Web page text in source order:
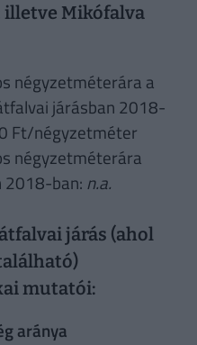
illetve Mikófalva
négyzetméterára a
járásban 2018-
Ft/négyzetméter
négyzetméterára
2018-ban: n.a.
járás (ahol
mutatói:
aránya